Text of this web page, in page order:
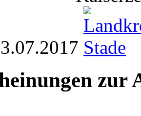
zur